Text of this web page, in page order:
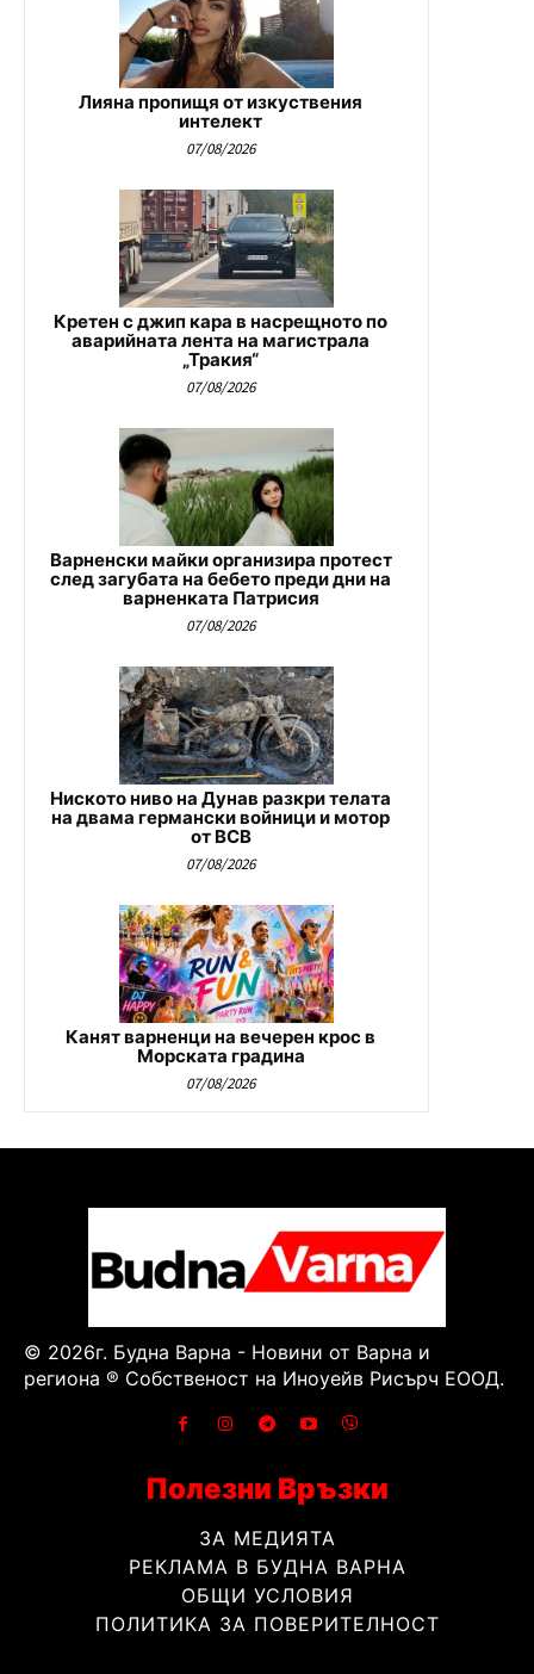
Лияна пропищя от изкуствения
интелект
07/08/2026
Кретен с джип кара в насрещното по
аварийната лента на магистрала
„Тракия“
07/08/2026
Варненски майки организира протест
след загубата на бебето преди дни на
варненката Патрисия
07/08/2026
Ниското ниво на Дунав разкри телата
на двама германски войници и мотор
от ВСВ
07/08/2026
Канят варненци на вечерен крос в
Морската градина
07/08/2026
© 2026г. Будна Варна - Новини от Варна и
региона ® Собственост на Иноуейв Рисърч ЕООД.
Полезни Връзки
ЗА МЕДИЯТА
РЕКЛАМА В БУДНА ВАРНА
ОБЩИ УСЛОВИЯ
ПОЛИТИКА ЗА ПОВЕРИТЕЛНОСТ